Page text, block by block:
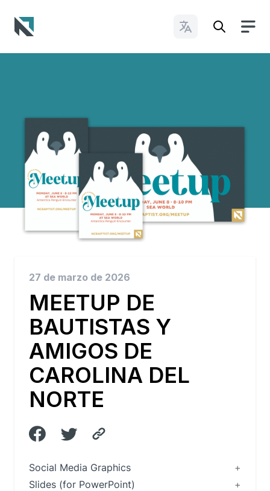
Cambiar idioma
27 de marzo de 2026
MEETUP DE
BAUTISTAS Y
AMIGOS DE
CAROLINA DEL
NORTE
Social Media Graphics
Slides (for PowerPoint)